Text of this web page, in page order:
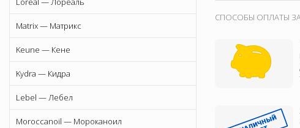
Matrix — Матрикс
Keune — Кене
Kydra — Кидра
Lebel — Лебел
Moroccanoil — Мороканоил
СПОСОБЫ ОПЛАТЫ